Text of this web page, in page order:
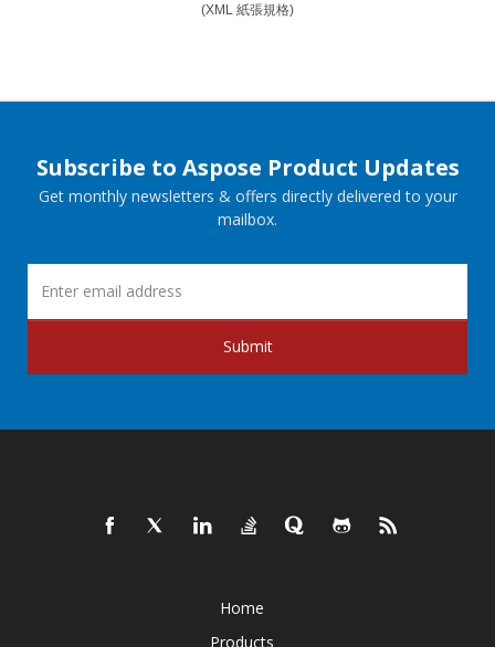
(XML 紙張規格)
Subscribe to Aspose Product Updates
Get monthly newsletters & offers directly delivered to your
mailbox.
Submit
Home
Products